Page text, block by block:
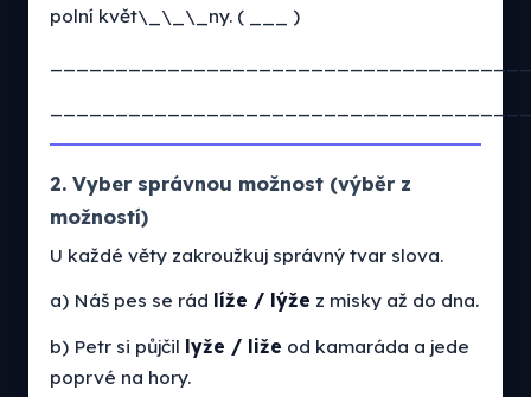
polní květ\_\_\_ny. ( ___ )
2. Vyber správnou možnost (výběr z
možností)
U každé věty zakroužkuj správný tvar slova.
a) Náš pes se rád líže / lýže z misky až do dna.
b) Petr si půjčil lyže / liže od kamaráda a jede
poprvé na hory.